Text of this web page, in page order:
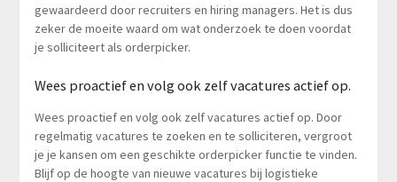
gewaardeerd door recruiters en hiring managers. Het is dus
zeker de moeite waard om wat onderzoek te doen voordat
je solliciteert als orderpicker.
Wees proactief en volg ook zelf vacatures actief op.
Wees proactief en volg ook zelf vacatures actief op. Door
regelmatig vacatures te zoeken en te solliciteren, vergroot
je je kansen om een geschikte orderpicker functie te vinden.
Blijf op de hoogte van nieuwe vacatures bij logistieke